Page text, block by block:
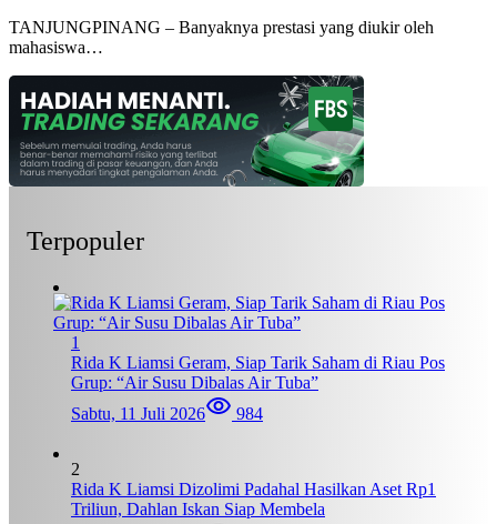
TANJUNGPINANG – Banyaknya prestasi yang diukir oleh
mahasiswa…
Terpopuler
1
Rida K Liamsi Geram, Siap Tarik Saham di Riau Pos
Grup: “Air Susu Dibalas Air Tuba”
Sabtu, 11 Juli 2026
984
2
Rida K Liamsi Dizolimi Padahal Hasilkan Aset Rp1
Triliun, Dahlan Iskan Siap Membela